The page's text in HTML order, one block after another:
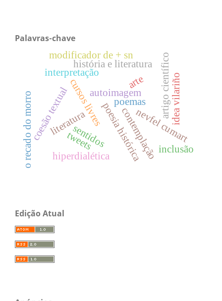
Palavras-chave
literatura
poemas
cursos livresautoimagem
contemplação
arte
interpretação
sentidos nevfel cumart
artigo científico
coesão textual
o recado do morro
história e literatura
poesia histórica
idea vilariño
tweets
modificador de + sn
hiperdialética
inclusão
Edição Atual